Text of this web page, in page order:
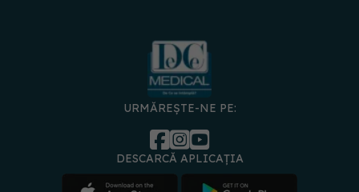
URMĂREȘTE-NE PE:
DESCARCĂ APLICAȚIA